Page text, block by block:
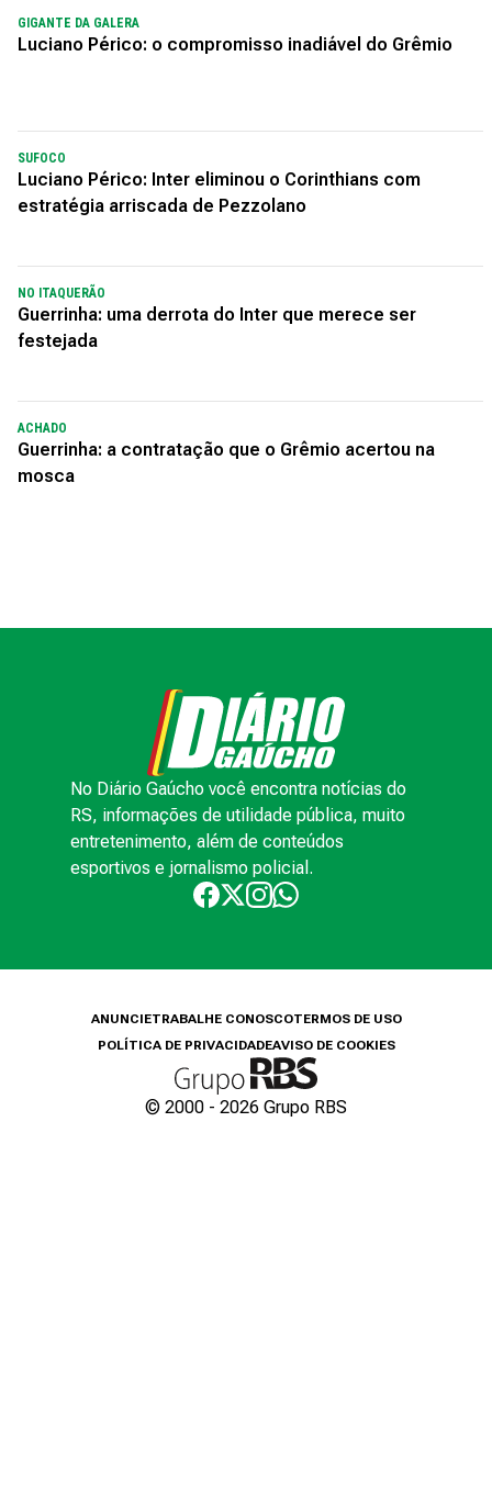
GIGANTE DA GALERA
Luciano Périco: o compromisso inadiável do Grêmio
SUFOCO
Luciano Périco: Inter eliminou o Corinthians com
estratégia arriscada de Pezzolano
NO ITAQUERÃO
Guerrinha: uma derrota do Inter que merece ser
festejada
ACHADO
Guerrinha: a contratação que o Grêmio acertou na
mosca
No Diário Gaúcho você encontra notícias do
RS, informações de utilidade pública, muito
entretenimento, além de conteúdos
esportivos e jornalismo policial.
ANUNCIETRABALHE CONOSCOTERMOS DE USO
POLÍTICA DE PRIVACIDADEAVISO DE COOKIES
© 2000 - 2026 Grupo RBS